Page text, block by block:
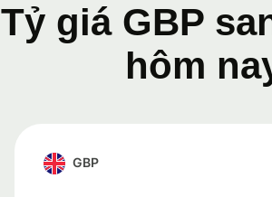
Tỷ giá GBP
hôm
GBP